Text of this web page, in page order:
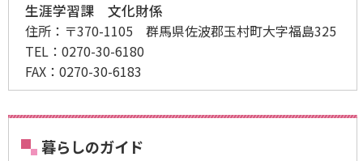
生涯学習課 文化財係
住所： 〒370-1105 群馬県佐波郡玉村町大字福島325
TEL： 0270-30-6180
FAX： 0270-30-6183
暮らしのガイド